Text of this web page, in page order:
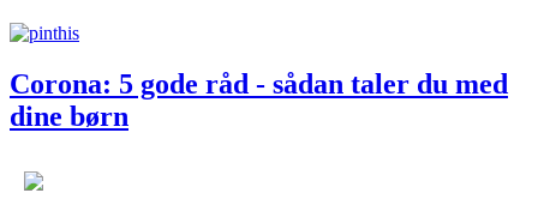
Corona: 5 gode råd - sådan taler du med
dine børn